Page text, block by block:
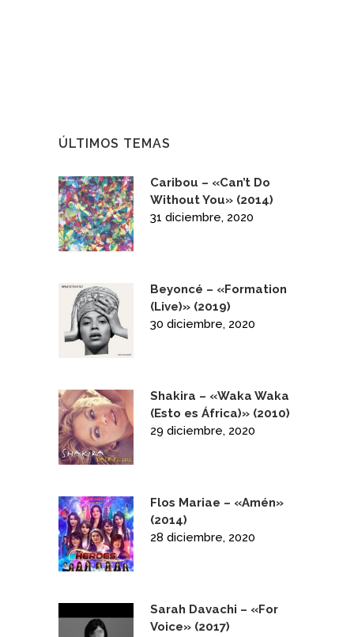
ÚLTIMOS TEMAS
Caribou – «Can’t Do
Without You» (2014)
31 diciembre, 2020
Beyoncé – «Formation
(Live)» (2019)
30 diciembre, 2020
Shakira – «Waka Waka
(Esto es África)» (2010)
29 diciembre, 2020
Flos Mariae – «Amén»
(2014)
28 diciembre, 2020
Sarah Davachi – «For
Voice» (2017)